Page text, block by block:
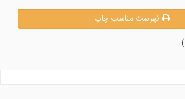
فهرست مناسب چاپ